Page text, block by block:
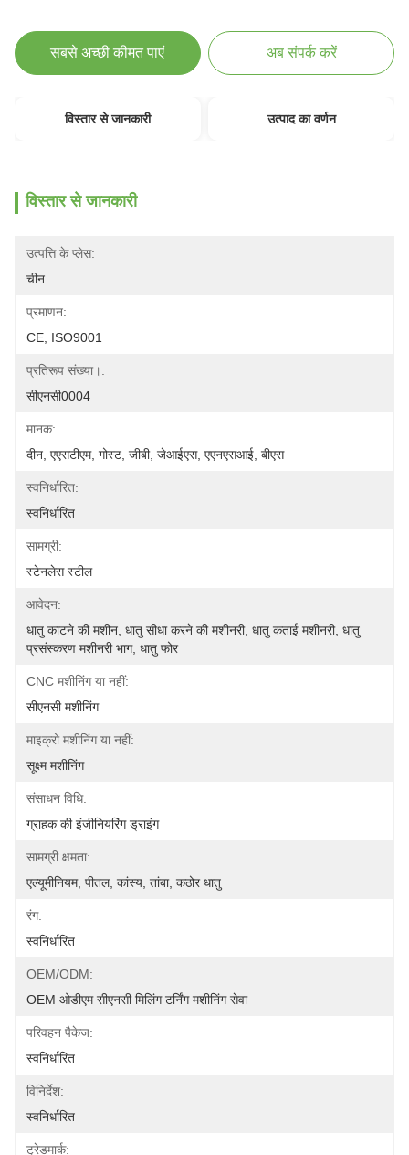
सबसे अच्छी कीमत पाएं अब संपर्क करें
विस्तार से जानकारी उत्पाद का वर्णन
विस्तार से जानकारी
उत्पत्ति के प्लेस:
चीन
प्रमाणन:
CE, ISO9001
प्रतिरूप संख्या।:
सीएनसी0004
मानक:
दीन, एएसटीएम, गोस्ट, जीबी, जेआईएस, एएनएसआई, बीएस
स्वनिर्धारित:
स्वनिर्धारित
सामग्री:
स्टेनलेस स्टील
आवेदन:
धातु काटने की मशीन, धातु सीधा करने की मशीनरी, धातु कताई मशीनरी, धातु
प्रसंस्करण मशीनरी भाग, धातु फोर
CNC मशीनिंग या नहीं:
सीएनसी मशीनिंग
माइक्रो मशीनिंग या नहीं:
सूक्ष्म मशीनिंग
संसाधन विधि:
ग्राहक की इंजीनियरिंग ड्राइंग
सामग्री क्षमता:
एल्यूमीनियम, पीतल, कांस्य, तांबा, कठोर धातु
रंग:
स्वनिर्धारित
OEM/ODM:
OEM ओडीएम सीएनसी मिलिंग टर्निंग मशीनिंग सेवा
परिवहन पैकेज:
स्वनिर्धारित
विनिर्देश:
स्वनिर्धारित
ट्रेडमार्क: